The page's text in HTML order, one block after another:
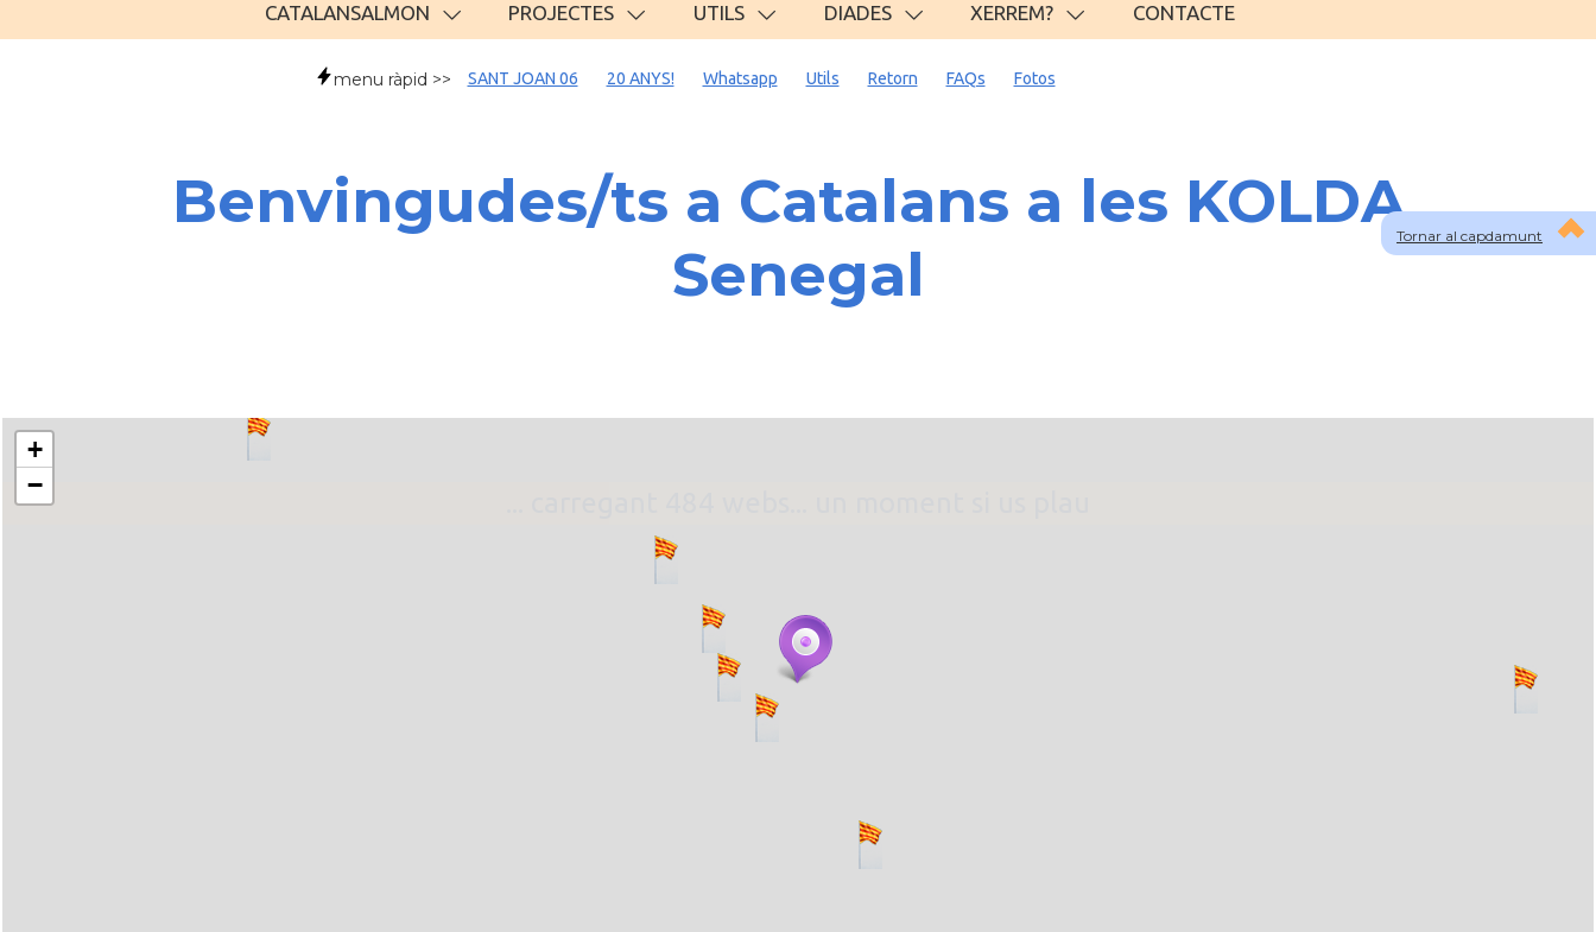
CATALANSALMON PROJECTES UTILS DIADES XERREM? CONTACTE
Tornar al capdamunt
menu ràpid >> SANT JOAN 06 20 ANYS! Whatsapp Utils Retorn FAQs Fotos
Benvingudes/ts a Catalans a les KOLDA,
Senegal
+
−